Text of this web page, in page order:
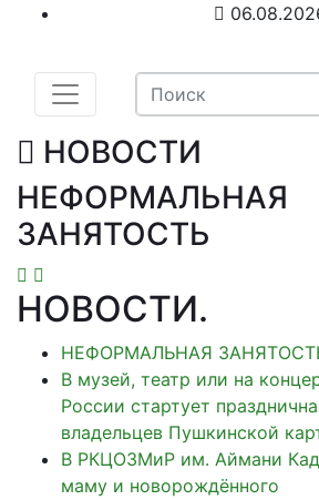
НОВОСТИ
НЕФОРМАЛЬНАЯ
ЗАНЯТОСТЬ
НОВОСТИ.
НЕФОРМАЛЬНАЯ
В музей, театр или на
России стартует
владельцев Пушкинской
В РКЦОЗМиР им. Аймани
маму и новорождённого